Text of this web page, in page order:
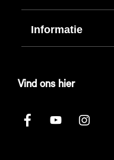
Informatie
Vind ons hier